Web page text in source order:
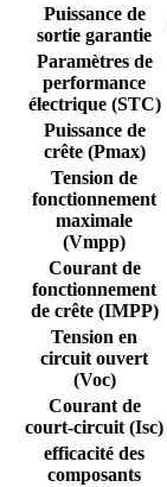
Puissance de
sortie garantie
Paramètres de
performance
électrique (STC)
Puissance de
crête (Pmax)
Tension de
fonctionnement
maximale
(Vmpp)
Courant de
fonctionnement
de crête (IMPP)
Tension en
circuit ouvert
(Voc)
Courant de
court-circuit (Isc)
efficacité des
composants